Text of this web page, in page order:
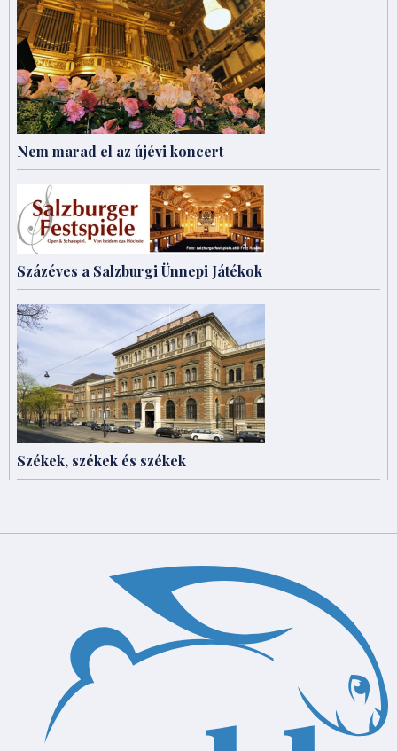
Nem marad el az újévi koncert
Százéves a Salzburgi Ünnepi Játékok
Székek, székek és székek